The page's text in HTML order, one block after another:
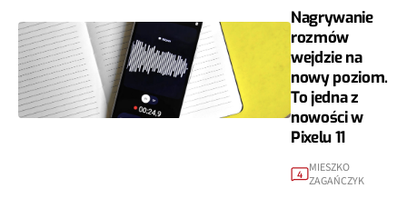
Nagrywanie
rozmów
wejdzie na
nowy poziom.
To jedna z
nowości w
Pixelu 11
4
MIESZKO
ZAGAŃCZYK